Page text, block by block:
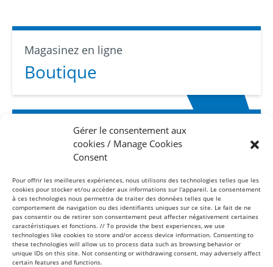
Gérer le consentement aux
cookies / Manage Cookies
Consent
Pour offrir les meilleures expériences, nous utilisons des technologies telles que les
cookies pour stocker et/ou accéder aux informations sur l'appareil. Le consentement
à ces technologies nous permettra de traiter des données telles que le
comportement de navigation ou des identifiants uniques sur ce site. Le fait de ne
pas consentir ou de retirer son consentement peut affecter négativement certaines
caractéristiques et fonctions. // To provide the best experiences, we use
technologies like cookies to store and/or access device information. Consenting to
these technologies will allow us to process data such as browsing behavior or
unique IDs on this site. Not consenting or withdrawing consent, may adversely affect
certain features and functions.
Magasinez en ligne
Boutique
Abonnez-vous
Infolettre
Sans frais
1-877-865-8443